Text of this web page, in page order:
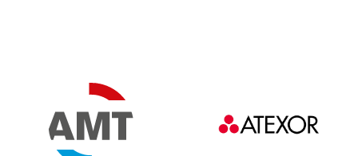
Inverterteknik för ren och stabil ström